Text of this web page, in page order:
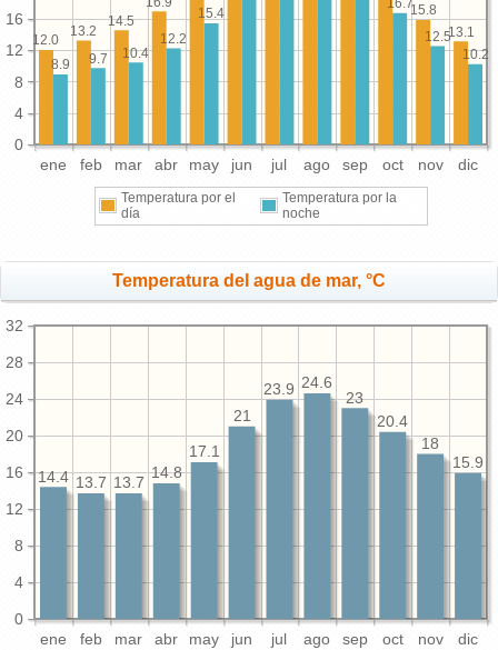
ene feb mar abr may jun jul ago sep oct nov dic
0
4
8
12
16
13.1
15.8
14.5
13.2
12.0
10.2
12.5
16.7
15.4
12.2
10.4
9.7
8.9
Temperatura por el
día
Temperatura por la
noche
Temperatura del agua de mar, °C
ene feb mar abr may jun jul ago sep oct nov dic
0
4
8
12
16
20
24
28
32
15.9
18
20.4
23
24.6
23.9
21
17.1
14.8
13.7
13.7
14.4